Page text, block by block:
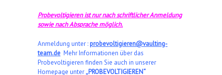
Probevoltigieren ist nur nach schriftlicher Anmeldung
sowie nach Absprache möglich.
Anmeldung unter :probevoltigieren@vaulting-
team.de Mehr Informationen über das
Probevoltigieren finden Sie auch in unserer
Homepage unter„PROBEVOLTIGIEREN“